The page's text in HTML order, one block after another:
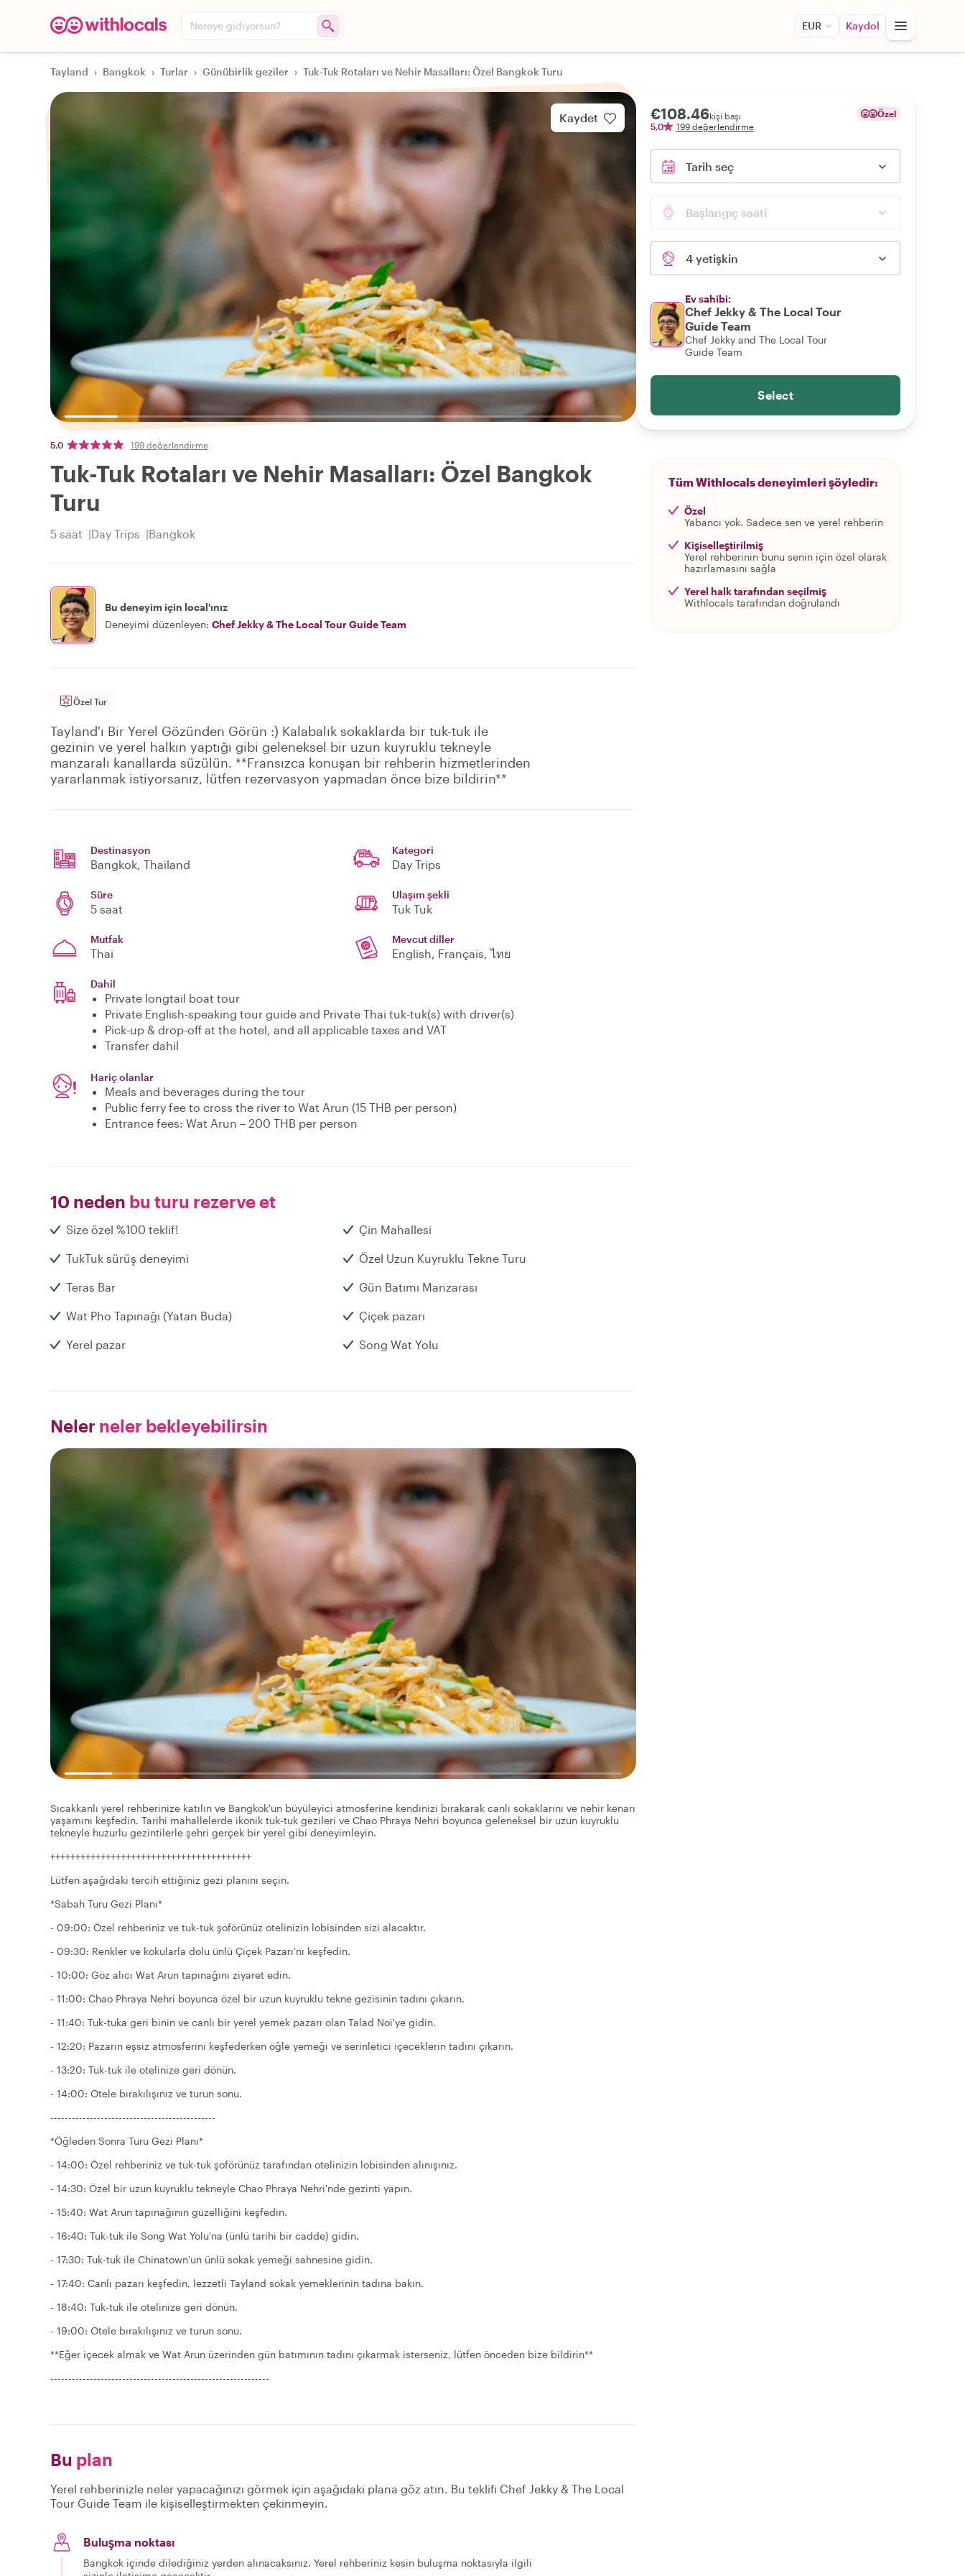
Nereye gidiyorsun? EUR Kaydol
Tayland › Bangkok › Turlar › Günübirlik geziler › Tuk-Tuk Rotaları ve Nehir Masalları: Özel Bangkok Turu
Kaydet
5,0 199 değerlendirme
Tuk-Tuk Rotaları ve Nehir Masalları: Özel Bangkok
Turu
5 saat Day Trips Bangkok
Bu deneyim için local'ınız
Deneyimi düzenleyen: Chef Jekky & The Local Tour Guide Team
Özel Tur
Tayland'ı Bir Yerel Gözünden Görün :) Kalabalık sokaklarda bir tuk-tuk ile
gezinin ve yerel halkın yaptığı gibi geleneksel bir uzun kuyruklu tekneyle
manzaralı kanallarda süzülün. **Fransızca konuşan bir rehberin hizmetlerinden
yararlanmak istiyorsanız, lütfen rezervasyon yapmadan önce bize bildirin**
Destinasyon
Bangkok, Thailand
Kategori
Day Trips
Süre
5 saat
Ulaşım şekli
Tuk Tuk
Mutfak
Thai
Mevcut diller
English, Français, ไทย
Dahil
Private longtail boat tour
Private English-speaking tour guide and Private Thai tuk-tuk(s) with driver(s)
Pick-up & drop-off at the hotel, and all applicable taxes and VAT
Transfer dahil
Hariç olanlar
Meals and beverages during the tour
Public ferry fee to cross the river to Wat Arun (15 THB per person)
Entrance fees: Wat Arun – 200 THB per person
10 neden bu turu rezerve et
Size özel %100 teklif! Çin Mahallesi
TukTuk sürüş deneyimi Özel Uzun Kuyruklu Tekne Turu
Teras Bar Gün Batımı Manzarası
Wat Pho Tapınağı (Yatan Buda) Çiçek pazarı
Yerel pazar Song Wat Yolu
Neler neler bekleyebilirsin
Sıcakkanlı yerel rehberinize katılın ve Bangkok'un büyüleyici atmosferine kendinizi bırakarak canlı sokaklarını ve nehir kenarı
yaşamını keşfedin. Tarihi mahallelerde ikonik tuk-tuk gezileri ve Chao Phraya Nehri boyunca geleneksel bir uzun kuyruklu
tekneyle huzurlu gezintilerle şehri gerçek bir yerel gibi deneyimleyin.
++++++++++++++++++++++++++++++++++++++++
Lütfen aşağıdaki tercih ettiğiniz gezi planını seçin.
*Sabah Turu Gezi Planı*
- 09:00: Özel rehberiniz ve tuk-tuk şoförünüz otelinizin lobisinden sizi alacaktır.
- 09:30: Renkler ve kokularla dolu ünlü Çiçek Pazarı'nı keşfedin.
- 10:00: Göz alıcı Wat Arun tapınağını ziyaret edin.
- 11:00: Chao Phraya Nehri boyunca özel bir uzun kuyruklu tekne gezisinin tadını çıkarın.
- 11:40: Tuk-tuka geri binin ve canlı bir yerel yemek pazarı olan Talad Noi'ye gidin.
- 12:20: Pazarın eşsiz atmosferini keşfederken öğle yemeği ve serinletici içeceklerin tadını çıkarın.
- 13:20: Tuk-tuk ile otelinize geri dönün.
- 14:00: Otele bırakılışınız ve turun sonu.
----------------------------------------------
*Öğleden Sonra Turu Gezi Planı*
- 14:00: Özel rehberiniz ve tuk-tuk şoförünüz tarafından otelinizin lobisinden alınışınız.
- 14:30: Özel bir uzun kuyruklu tekneyle Chao Phraya Nehri'nde gezinti yapın.
- 15:40: Wat Arun tapınağının güzelliğini keşfedin.
- 16:40: Tuk-tuk ile Song Wat Yolu'na (ünlü tarihi bir cadde) gidin.
- 17:30: Tuk-tuk ile Chinatown'un ünlü sokak yemeği sahnesine gidin.
- 17:40: Canlı pazarı keşfedin, lezzetli Tayland sokak yemeklerinin tadına bakın.
- 18:40: Tuk-tuk ile otelinize geri dönün.
- 19:00: Otele bırakılışınız ve turun sonu.
**Eğer içecek almak ve Wat Arun üzerinden gün batımının tadını çıkarmak isterseniz, lütfen önceden bize bildirin**
-------------------------------------------------------------
Bu plan
Yerel rehberinizle neler yapacağınızı görmek için aşağıdaki plana göz atın. Bu teklifi Chef Jekky & The Local
Tour Guide Team ile kişiselleştirmekten çekinmeyin.
Buluşma noktası
Bangkok içinde dilediğiniz yerden alınacaksınız. Yerel rehberiniz kesin buluşma noktasıyla ilgili
€108.46kişi başı
5,0
199 değerlendirme
Özel
Tarih seç
Başlangıç saati
4 yetişkin
Ev sahibi:
Chef Jekky & The Local Tour
Guide Team
Chef Jekky and The Local Tour
Guide Team
Select
Tüm Withlocals deneyimleri şöyledir:
Özel
Yabancı yok. Sadece sen ve yerel rehberin
Kişiselleştirilmiş
Yerel rehberinin bunu senin için özel olarak
hazırlamasını sağla
Yerel halk tarafından seçilmiş
Withlocals tarafından doğrulandı